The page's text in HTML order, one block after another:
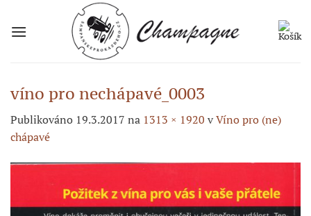
víno pro nechápavé_0003
Publikováno 19.3.2017 na 1313 × 1920 vVíno pro (ne)
chápavé